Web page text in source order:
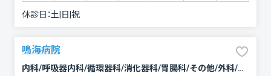
休診日：土|日|祝
鳴海病院
内科/呼吸器内科/循環器科/消化器科/胃腸科/その他/外科/心臓血管外科/乳腺外科/肛門科/婦人科/皮膚科/リハビリテーション/放射線科